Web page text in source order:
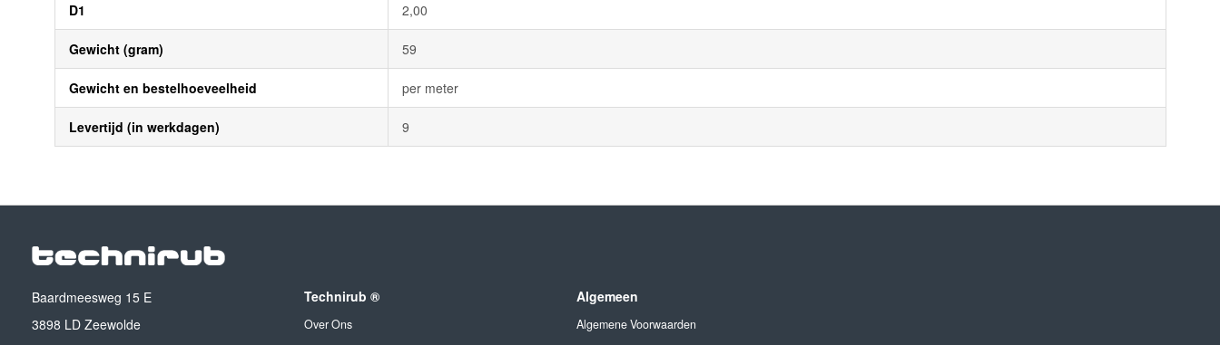
D1 2,00
Gewicht (gram) 59
Gewicht en bestelhoeveelheid per meter
Levertijd (in werkdagen) 9
Baardmeesweg 15 E
3898 LD Zeewolde
Technirub ®
Over Ons
Algemeen
Algemene Voorwaarden